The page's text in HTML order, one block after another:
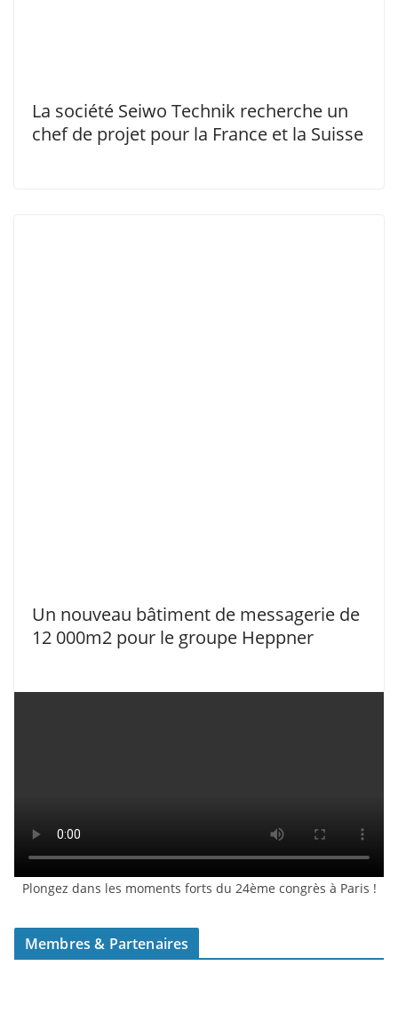
La société Seiwo Technik recherche un
chef de projet pour la France et la Suisse
Un nouveau bâtiment de messagerie de
12 000m2 pour le groupe Heppner
Plongez dans les moments forts du 24ème congrès à Paris !
Membres & Partenaires